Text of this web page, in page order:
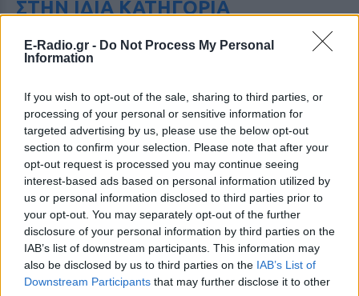
E-Radio.gr - Do Not Process My Personal
Information
If you wish to opt-out of the sale, sharing to third parties, or
processing of your personal or sensitive information for
targeted advertising by us, please use the below opt-out
section to confirm your selection. Please note that after your
opt-out request is processed you may continue seeing
interest-based ads based on personal information utilized by
us or personal information disclosed to third parties prior to
your opt-out. You may separately opt-out of the further
disclosure of your personal information by third parties on the
IAB’s list of downstream participants. This information may
also be disclosed by us to third parties on the IAB’s List of
Downstream Participants that may further disclose it to other
ΣΤΗΝ ΙΔΙΑ ΚΑΤΗΓΟΡΙΑ
Οι συναυλίες επιτέλους
τις τιμές
ΠΡΙΝ 4 ΏΡΕΣ
Οι fans δεν αντέχουν άλλες αυξήσεις: Τα
φθηνά εισιτήρια που εξαφανίζονται σε
λίγα λεπτά
Ο διάσημος κιθαρίστας απο τον
οποιο εμπνεύστηκε το όνομα
της η Αση Μπήλιου ‑ Πώς τη
βάφτισαν
ΠΡΙΝ 4 ΏΡΕΣ
Το πραγματικό της όνομα δεν είναι Αση:
Η απίστευτη ιστορία πίσω από την